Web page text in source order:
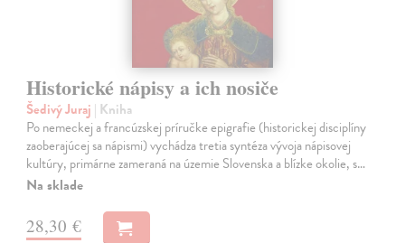
Historické nápisy a ich nosiče
Šedivý Juraj | Kniha
Po nemeckej a francúzskej príručke epigrafie (historickej disciplíny
zaoberajúcej sa nápismi) vychádza tretia syntéza vývoja nápisovej
kultúry, primárne zameraná na územie Slovenska a blízke okolie, s…
Na sklade
28,30 €